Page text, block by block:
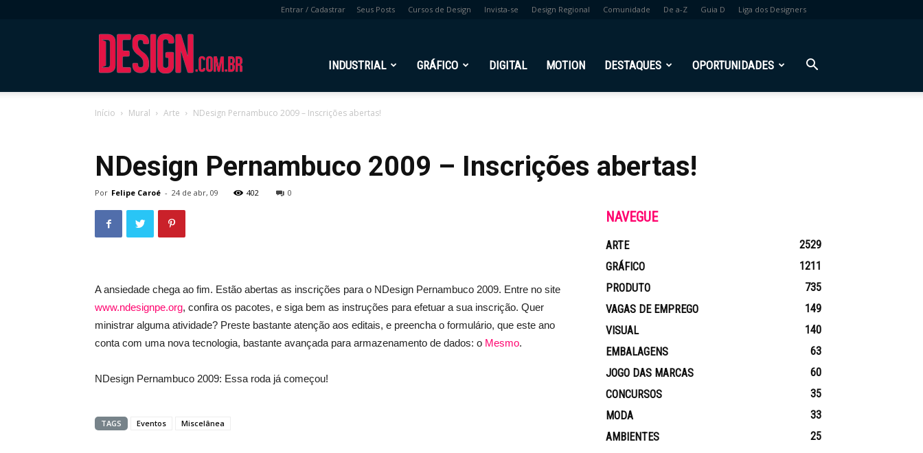
Entrar / Cadastrar Seus Posts Cursos de Design Invista-se Design Regional Comunidade De a-Z Guia D Liga dos Designers
INDUSTRIAL GRÁFICO DIGITAL MOTION DESTAQUES OPORTUNIDADES
Início Mural Arte NDesign Pernambuco 2009 – Inscrições abertas!
NDesign Pernambuco 2009 – Inscrições abertas!
Por Felipe Caroé - 24 de abr, 09 402 0
A ansiedade chega ao fim. Estão abertas as inscrições para o NDesign Pernambuco 2009. Entre no site
www.ndesignpe.org, confira os pacotes, e siga bem as instruções para efetuar a sua inscrição. Quer
ministrar alguma atividade? Preste bastante atenção aos editais, e preencha o formulário, que este ano
conta com uma nova tecnologia, bastante avançada para armazenamento de dados: o Mesmo.
NDesign Pernambuco 2009: Essa roda já começou!
TAGS Eventos Miscelânea
NAVEGUE
ARTE
2529
GRÁFICO
1211
PRODUTO
735
VAGAS DE EMPREGO
149
VISUAL
140
EMBALAGENS
63
JOGO DAS MARCAS
60
CONCURSOS
35
MODA
33
AMBIENTES
25